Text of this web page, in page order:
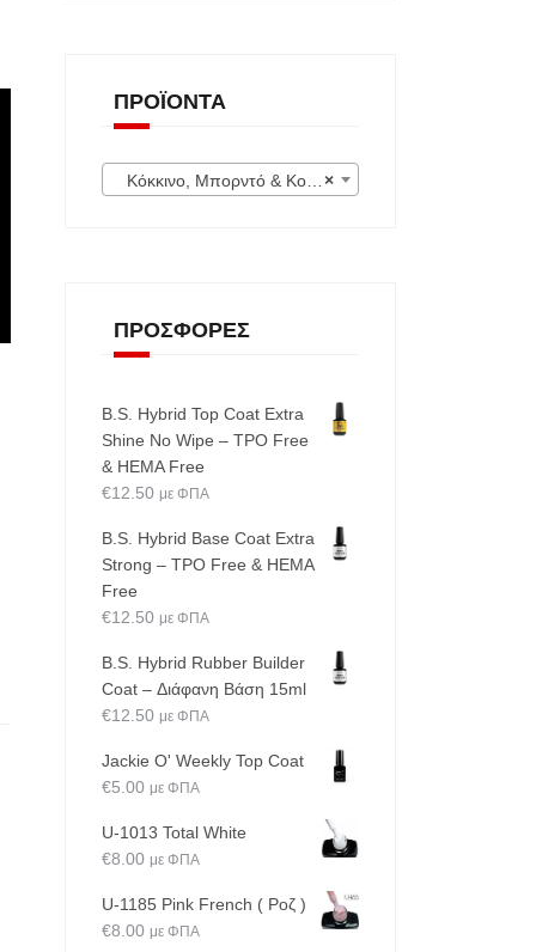
ΠΡΟΪΌΝΤΑ
×
Κόκκινο, Μπορντό & Κοραλί (54)
ΠΡΟΣΦΟΡΈΣ
B.S. Hybrid Top Coat Extra
Shine No Wipe – TPO Free
& HEMA Free
€12.50 με ΦΠΑ
B.S. Hybrid Base Coat Extra
Strong – TPO Free & HEMA
Free
€12.50 με ΦΠΑ
B.S. Hybrid Rubber Builder
Coat – Διάφανη Βάση 15ml
€12.50 με ΦΠΑ
Jackie O' Weekly Top Coat
€5.00 με ΦΠΑ
U-1013 Total White
€8.00 με ΦΠΑ
U-1185 Pink French ( Ροζ )
€8.00 με ΦΠΑ